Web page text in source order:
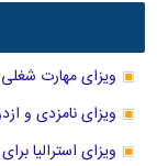
ویزای مهارت شغلی
ویزای نامزدی و
ویزای استرالیا